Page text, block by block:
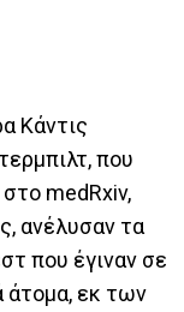
Κάντις
που
medRxiv,
ανέλυσαν τα
που έγιναν σε
άτομα, εκ των